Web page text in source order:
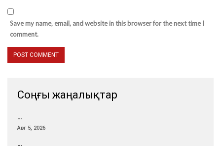
Save my name, email, and website in this browser for the next time I
comment.
Соңғы жаңалықтар
…
Авг 5, 2026
…